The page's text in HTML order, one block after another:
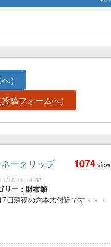
）
稿フォームへ）
ークリップ 1074view
18 11:14:38
リー：財布類
日深夜の六本木付近です ・・・